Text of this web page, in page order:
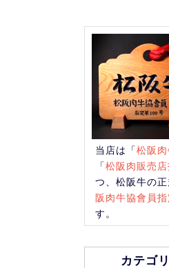
当店は「松阪
「松阪肉販売
つ、松阪牛の
阪肉牛協會員
す。
カテゴ